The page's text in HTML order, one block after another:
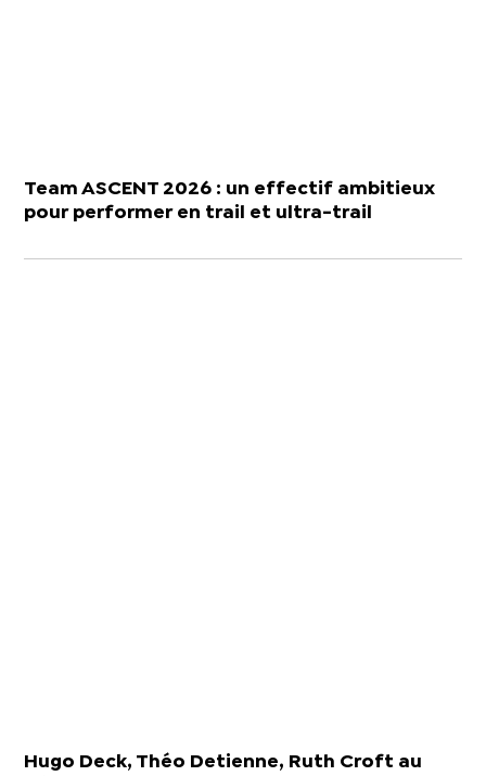
Team ASCENT 2026 : un effectif ambitieux
pour performer en trail et ultra-trail
Hugo Deck, Théo Detienne, Ruth Croft au